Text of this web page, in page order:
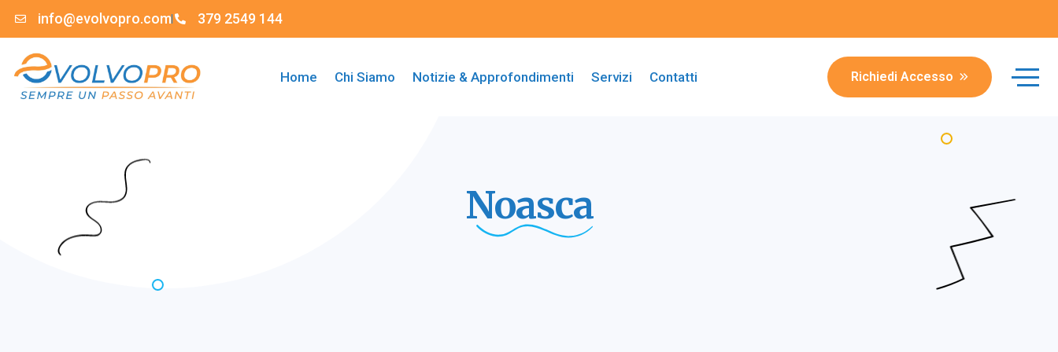
info@evolvopro.com 379 2549 144
Home Chi Siamo Notizie & Approfondimenti Servizi Contatti Richiedi Accesso
Noasca